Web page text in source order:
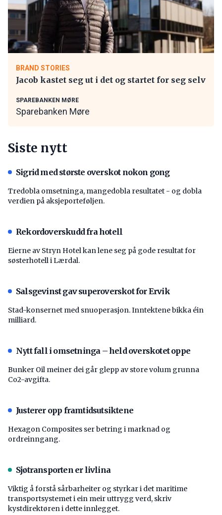
BRAND STORIES
Jacob kastet seg ut i det og startet for seg selv
SPAREBANKEN MØRE
Sparebanken Møre
Siste nytt
Sigrid med største overskot nokon gong
Tredobla omsetninga, mangedobla resultatet - og dobla
verdien på aksjeporteføljen.
Rekordoverskudd fra hotell
Eierne av Stryn Hotel kan lene seg på gode resultat for
søsterhotell i Lærdal.
Salsgevinst gav superoverskot for Ervik
Stad-konsernet med snuoperasjon. Inntektene bikka éin
milliard.
Nytt fall i omsetninga – held overskotet oppe
Bunker Oil meiner dei går glepp av store volum grunna
Co2-avgifta.
Justerer opp framtidsutsiktene
Hexagon Composites ser betring i marknad og
ordreinngang.
Sjøtransporten er livlina
Viktig å forstå ­sårbarheiter og styrkar i det maritime
transport­systemet i ein meir uttrygg verd, skriv
kystdirektøren i dette innlegget.